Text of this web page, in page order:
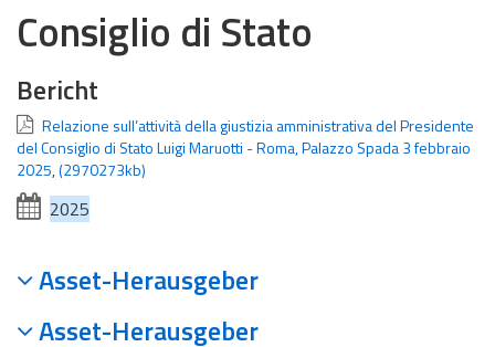
Consiglio di Stato
Bericht
Relazione sull’attività della giustizia amministrativa del Presidente
del Consiglio di Stato Luigi Maruotti - Roma, Palazzo Spada 3 febbraio
2025,(2970273kb)
2025
Asset-Herausgeber
Asset-Herausgeber